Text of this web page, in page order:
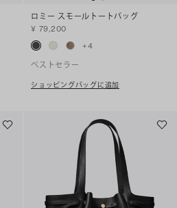
ロミー スモールトートバッグ
¥ 79,200
+4
ベストセラー
ショッピングバッグに追加